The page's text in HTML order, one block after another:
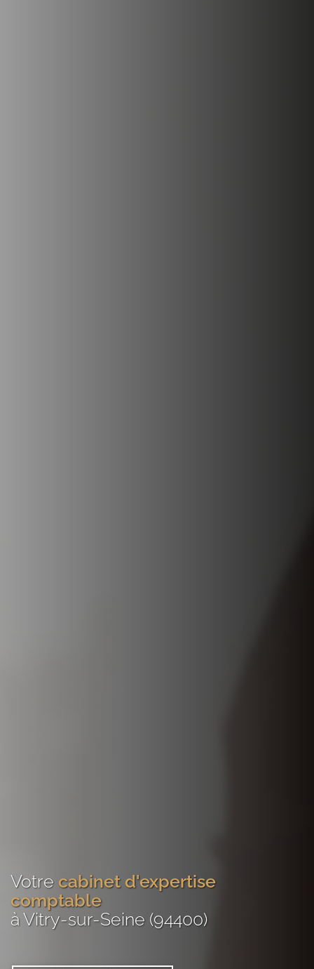
Votre cabinet d'expertise
comptable
à Vitry-sur-Seine (94400)